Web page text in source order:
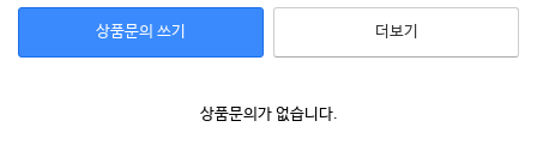
상품문의 쓰기 더보기
상품문의가 없습니다.